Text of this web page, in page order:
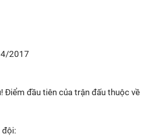
2017
Điểm đầu tiên của trận đấu thuộc về
đội: